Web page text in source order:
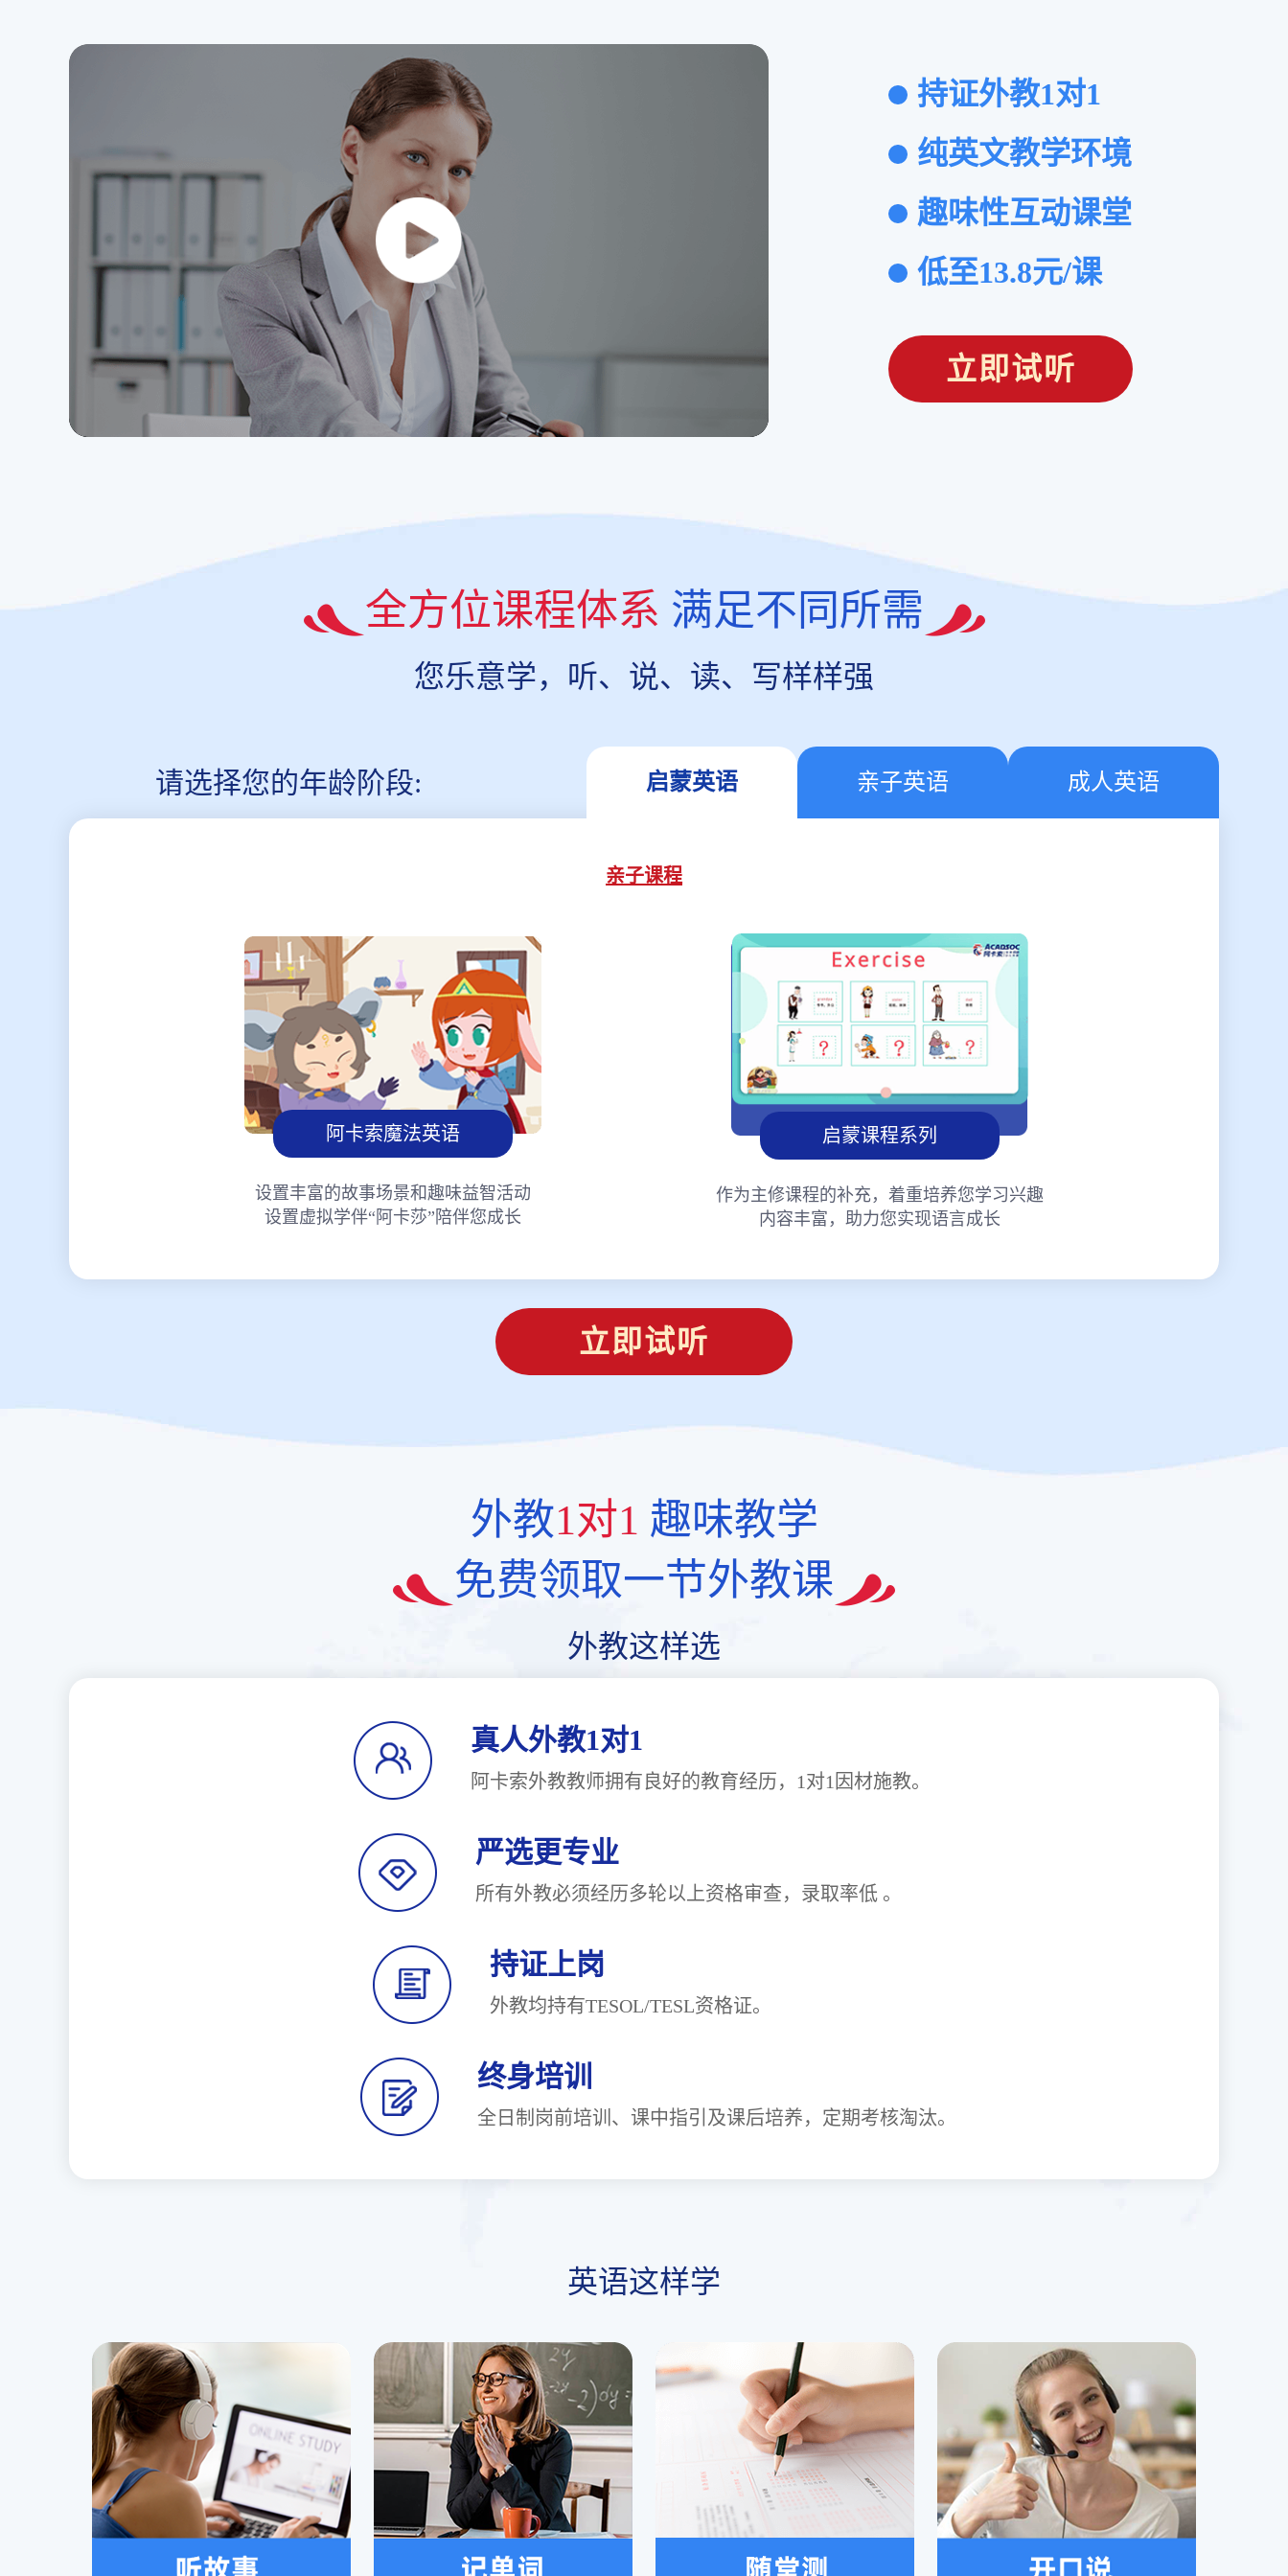
持证外教1对1
纯英文教学环境
趣味性互动课堂
低至13.8元/课
立即试听
全方位课程体系 满足不同所需
您乐意学，听、说、读、写样样强
请选择您的年龄阶段: 启蒙英语 亲子英语 成人英语
亲子课程
阿卡索魔法英语
设置丰富的故事场景和趣味益智活动
设置虚拟学伴“阿卡莎”陪伴您成长
启蒙课程系列
作为主修课程的补充，着重培养您学习兴趣
内容丰富，助力您实现语言成长
立即试听
外教1对1 趣味教学
免费领取一节外教课
外教这样选
真人外教1对1
阿卡索外教教师拥有良好的教育经历，1对1因材施教。
严选更专业
所有外教必须经历多轮以上资格审查，录取率低 。
持证上岗
外教均持有TESOL/TESL资格证。
终身培训
全日制岗前培训、课中指引及课后培养，定期考核淘汰。
英语这样学